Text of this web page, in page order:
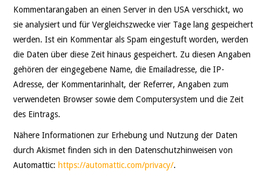
Kommentarangaben an einen Server in den USA verschickt, wo
sie analysiert und für Vergleichszwecke vier Tage lang gespeichert
werden. Ist ein Kommentar als Spam eingestuft worden, werden
die Daten über diese Zeit hinaus gespeichert. Zu diesen Angaben
gehören der eingegebene Name, die Emailadresse, die IP-
Adresse, der Kommentarinhalt, der Referrer, Angaben zum
verwendeten Browser sowie dem Computersystem und die Zeit
des Eintrags.
Nähere Informationen zur Erhebung und Nutzung der Daten
durch Akismet finden sich in den Datenschutzhinweisen von
Automattic:https://automattic.com/privacy/.